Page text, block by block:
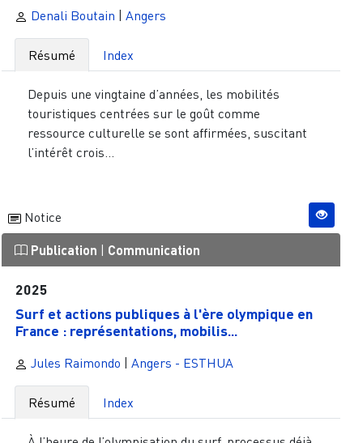
Denali Boutain Angers
Résumé Index
Depuis une vingtaine d’années, les mobilités
touristiques centrées sur le goût comme
ressource culturelle se sont affirmées, suscitant
l’intérêt crois...
Notice
Publication Communication
2025
Surf et actions publiques à l'ère olympique en
France : représentations, mobilis...
Jules Raimondo | Angers - ESTHUA
Résumé Index